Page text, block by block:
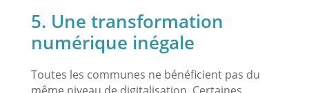
5. Une transformation
numérique inégale
Toutes les communes ne bénéficient pas du